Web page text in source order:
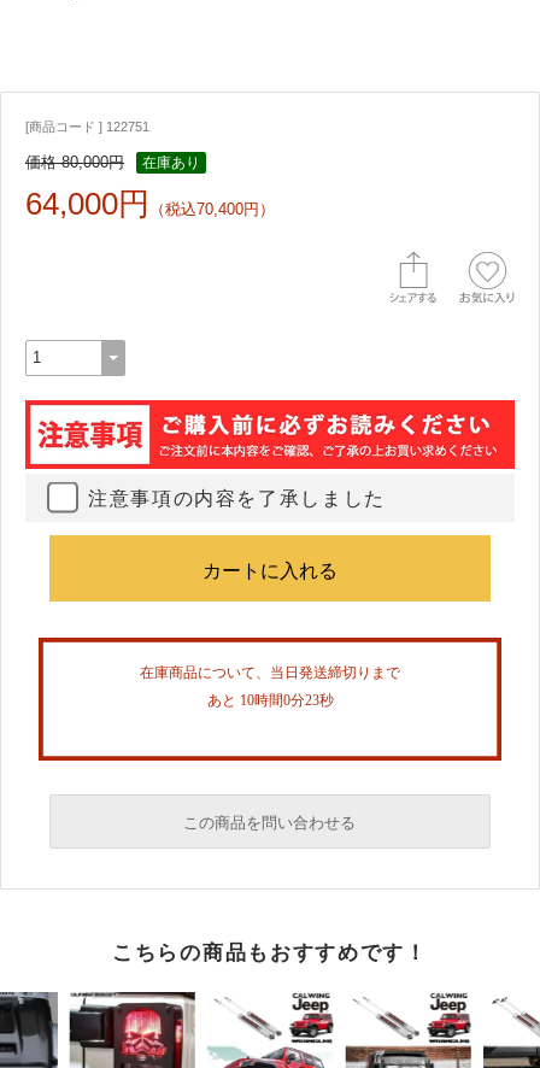
[商品コード ] 122751
価格 80,000円 在庫あり
64,000円 （税込70,400円）
注意事項の内容を了承しました
在庫商品について、当日発送締切りまで
あと 10時間0分23秒
この商品を問い合わせる
必須
こちらの商品もおすすめです！